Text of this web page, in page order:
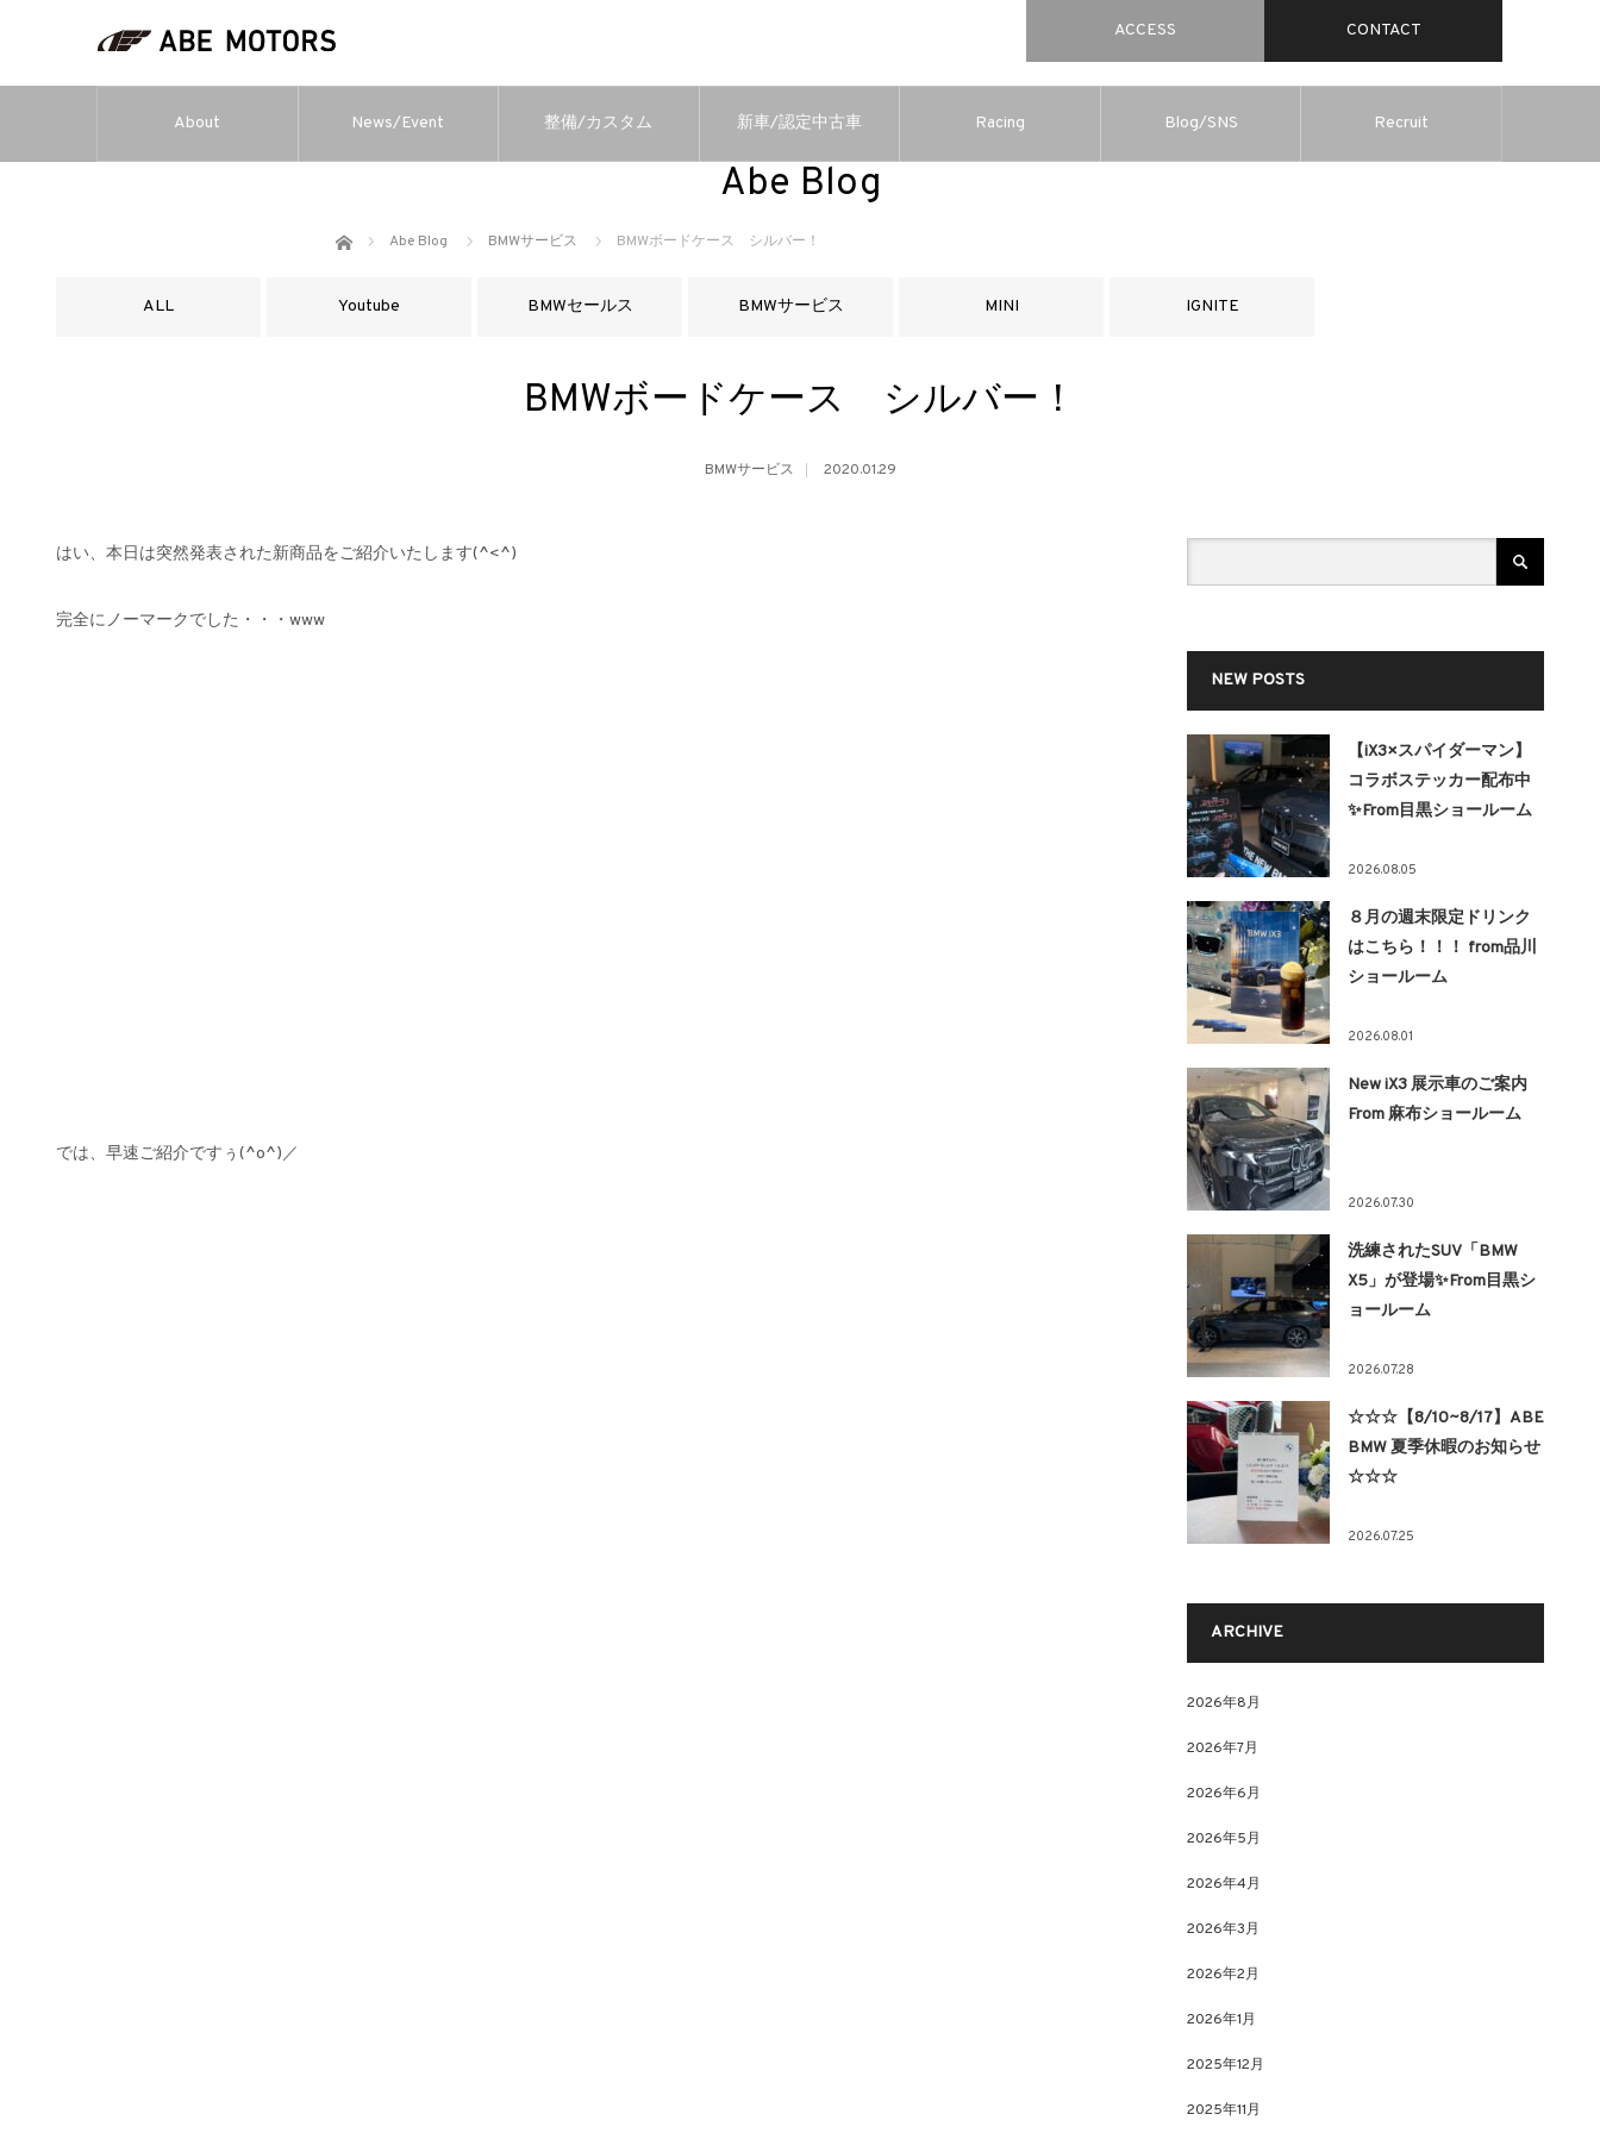
ACCESS CONTACT
About News/Event 整備/カスタム 新車/認定中古車 Racing Blog/SNS Recruit
Abe Blog
ホーム Abe Blog BMWサービス BMWボードケース シルバー！
ALL Youtube BMWセールス BMWサービス MINI IGNITE
BMWボードケース シルバー！
BMWサービス 2020.01.29
はい、本日は突然発表された新商品をご紹介いたします(^<^)
完全にノーマークでした・・・www
では、早速ご紹介ですぅ(^o^)／
NEW POSTS
【iX3×スパイダーマン】
コラボステッカー配布中
✨From目黒ショールーム
2026.08.05
８月の週末限定ドリンク
はこちら！！！ from品川
ショールーム
2026.08.01
New iX3 展示車のご案内
From 麻布ショールーム
2026.07.30
洗練されたSUV「BMW
X5」が登場✨From目黒シ
ョールーム
2026.07.28
☆☆☆【8/10~8/17】ABE
BMW 夏季休暇のお知らせ
☆☆☆
2026.07.25
ARCHIVE
2026年8月
2026年7月
2026年6月
2026年5月
2026年4月
2026年3月
2026年2月
2026年1月
2025年12月
2025年11月